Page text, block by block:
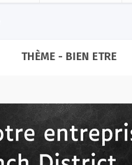
THÈME - BIEN ETRE